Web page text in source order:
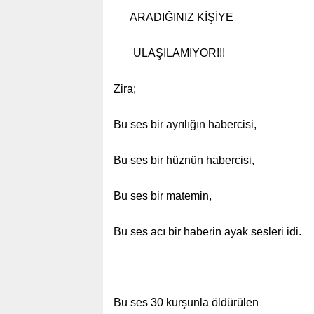
ARADIĞINIZ KİŞİYE
ULAŞILAMIYOR!!!
Zira;
Bu ses bir ayrılığın habercisi,
Bu ses bir hüznün habercisi,
Bu ses bir matemin,
Bu ses acı bir haberin ayak sesleri idi.
Bu ses 30 kurşunla öldürülen